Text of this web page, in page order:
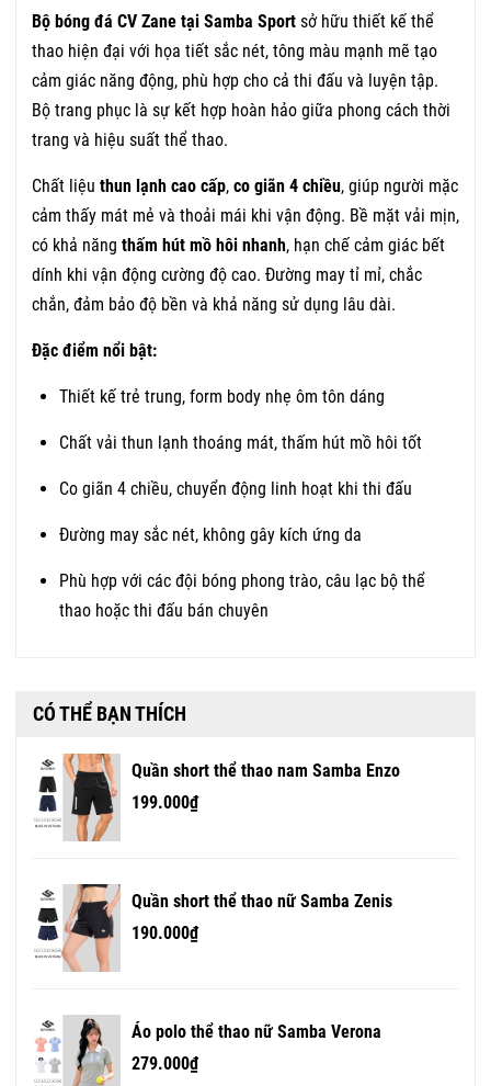
Bộ bóng đá CV Zane tại Samba Sport sở hữu thiết kế thể
thao hiện đại với họa tiết sắc nét, tông màu mạnh mẽ tạo
cảm giác năng động, phù hợp cho cả thi đấu và luyện tập.
Bộ trang phục là sự kết hợp hoàn hảo giữa phong cách thời
trang và hiệu suất thể thao.
Chất liệu thun lạnh cao cấp, co giãn 4 chiều, giúp người mặc
cảm thấy mát mẻ và thoải mái khi vận động. Bề mặt vải mịn,
có khả năng thấm hút mồ hôi nhanh, hạn chế cảm giác bết
dính khi vận động cường độ cao. Đường may tỉ mỉ, chắc
chắn, đảm bảo độ bền và khả năng sử dụng lâu dài.
Đặc điểm nổi bật:
Thiết kế trẻ trung, form body nhẹ ôm tôn dáng
Chất vải thun lạnh thoáng mát, thấm hút mồ hôi tốt
Co giãn 4 chiều, chuyển động linh hoạt khi thi đấu
Đường may sắc nét, không gây kích ứng da
Phù hợp với các đội bóng phong trào, câu lạc bộ thể
thao hoặc thi đấu bán chuyên
CÓ THỂ BẠN THÍCH
Quần short thể thao nam Samba Enzo
199.000₫
Quần short thể thao nữ Samba Zenis
190.000₫
Áo polo thể thao nữ Samba Verona
279.000₫